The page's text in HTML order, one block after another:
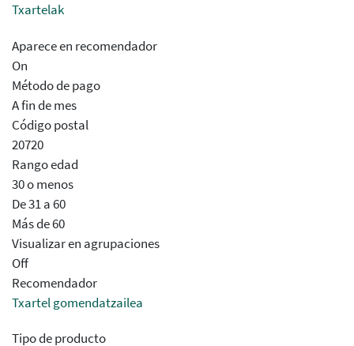
Txartelak
Aparece en recomendador
On
Método de pago
A fin de mes
Código postal
20720
Rango edad
30 o menos
De 31 a 60
Más de 60
Visualizar en agrupaciones
Off
Recomendador
Txartel gomendatzailea
Tipo de producto